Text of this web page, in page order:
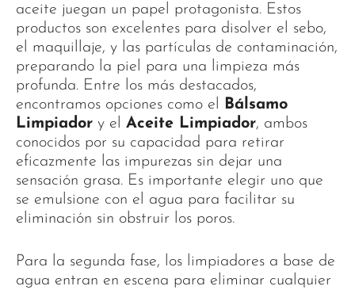
aceite juegan un papel protagonista. Estos
productos son excelentes para disolver el sebo,
el maquillaje, y las partículas de contaminación,
preparando la piel para una limpieza más
profunda. Entre los más destacados,
encontramos opciones como el
Bálsamo
Limpiador y el Aceite Limpiador, ambos
conocidos por su capacidad para retirar
eficazmente las impurezas sin dejar una
sensación grasa. Es importante elegir uno que
se emulsione con el agua para facilitar su
eliminación sin obstruir los poros.
Para la segunda fase, los limpiadores a base de
agua entran en escena para eliminar cualquier